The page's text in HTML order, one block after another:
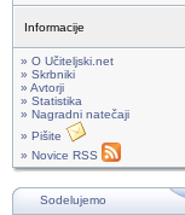
Informacije
» O Učiteljski.net
» Skrbniki
» Avtorji
» Statistika
» Nagradni natečaji
» Pišite
» Novice RSS
Sodelujemo